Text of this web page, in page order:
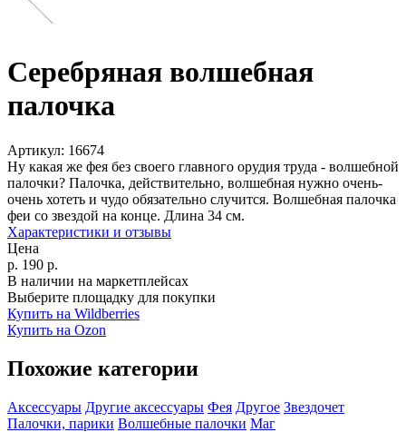
Серебряная волшебная
палочка
Артикул: 16674
Ну какая же фея без своего главного орудия труда - волшебной
палочки? Палочка, действительно, волшебная нужно очень-
очень хотеть и чудо обязательно случится. Волшебная палочка
феи со звездой на конце. Длина 34 см.
Характеристики и отзывы
Цена
р. 190 р.
В наличии на маркетплейсах
Выберите площадку для покупки
Купить на Wildberries
Купить на Ozon
Похожие категории
Аксессуары Другие аксессуары Фея Другое Звездочет
Палочки, парики Волшебные палочки Маг